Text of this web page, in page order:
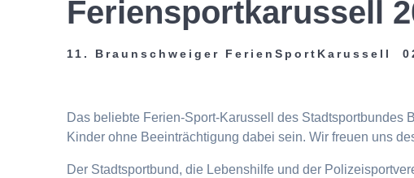
Feriensportkarussell
11. Braunschweiger FerienSportKarussell
Das beliebte Ferien-Sport-Karussell des
Kinder ohne Beeinträchtigung dabei sein. Wir freuen uns
Der Stadtsportbund, die Lebenshilfe und der